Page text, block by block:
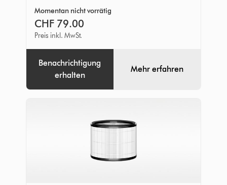
Momentan nicht vorrätig
CHF 79.00
Preis inkl. MwSt.
Benachrichtigung
erhalten
Mehr erfahren